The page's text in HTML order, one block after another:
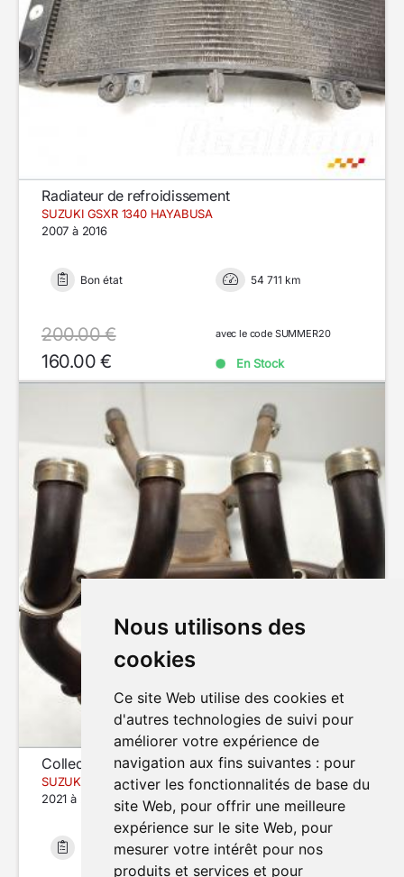
Nous utilisons des
cookies
Ce site Web utilise des cookies et
d'autres technologies de suivi pour
améliorer votre expérience de
navigation aux fins suivantes : pour
activer les fonctionnalités de base du
site Web, pour offrir une meilleure
expérience sur le site Web, pour
mesurer votre intérêt pour nos
produits et services et pour
Radiateur de refroidissement
SUZUKI GSXR 1340 HAYABUSA
2007 à 2016
Bon état 54 711 km
200.00 €
160.00 €
avec le code SUMMER20
En Stock
Collecteur d'échappement
SUZUKI GSXR 1340 HAYABUSA
2021 à 2024
Bon état 27 683 km